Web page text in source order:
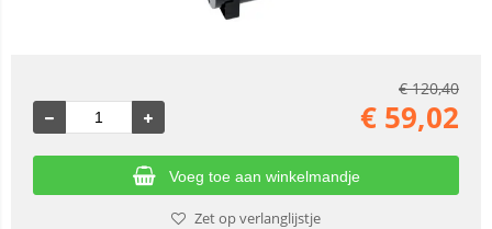
€120,40
€ 59,02
Voeg toe aan winkelmandje
Zet op verlanglijstje